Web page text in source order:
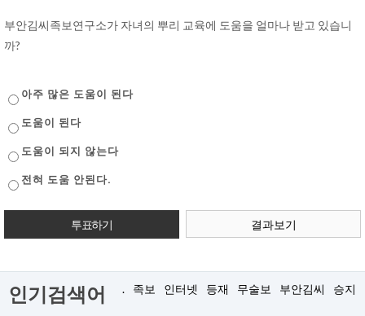
부안김씨족보연구소가 자녀의 뿌리 교육에 도움을 얼마나 받고 있습니
까?
아주 많은 도움이 된다
도움이 된다
도움이 되지 않는다
전혀 도움 안된다.
결과보기
인기검색어 . 족보 인터넷 등재 무술보 부안김씨 승지